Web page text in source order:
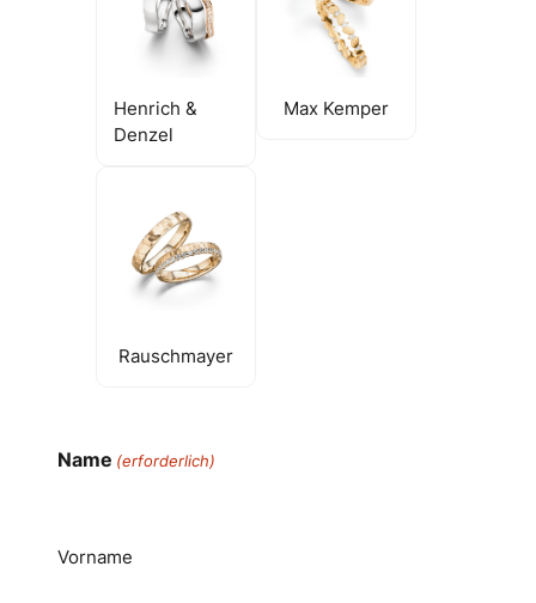
Henrich &
Denzel
Max Kemper
Rauschmayer
Name (erforderlich)
Vorname